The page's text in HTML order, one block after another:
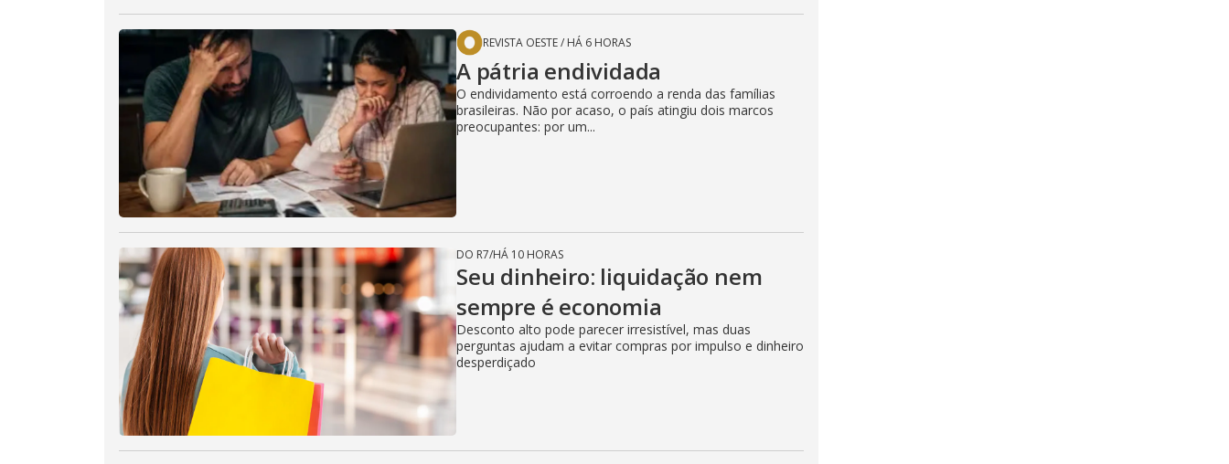
REVISTA OESTE/ HÁ 6 HORAS
A pátria endividada
O endividamento está corroendo a renda das famílias
brasileiras. Não por acaso, o país atingiu dois marcos
preocupantes: por um...
DO R7/HÁ 10 HORAS
Seu dinheiro: liquidação nem
sempre é economia
Desconto alto pode parecer irresistível, mas duas
perguntas ajudam a evitar compras por impulso e dinheiro
desperdiçado